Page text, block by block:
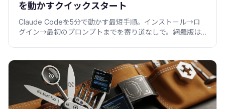
を動かすクイックスタート
Claude Codeを5分で動かす最短手順。インストール→ロ
グイン→最初のプロンプトまでを寄り道なしで。網羅版は